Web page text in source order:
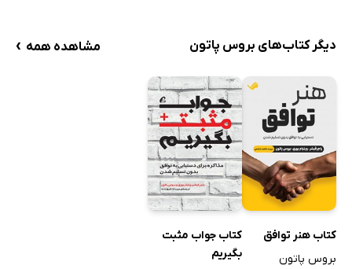
دیگر کتاب‌های بروس پاتون مشاهده همه ›
کتاب هنر توافق
بروس پاتون
کتاب جواب مثبت
بگیریم